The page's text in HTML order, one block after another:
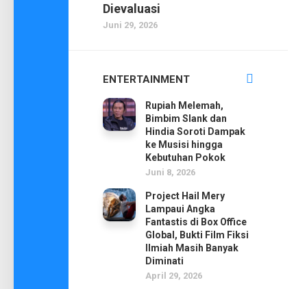
Dievaluasi
Juni 29, 2026
ENTERTAINMENT
Rupiah Melemah,
Bimbim Slank dan
Hindia Soroti Dampak
ke Musisi hingga
Kebutuhan Pokok
Juni 8, 2026
Project Hail Mery
Lampaui Angka
Fantastis di Box Office
Global, Bukti Film Fiksi
Ilmiah Masih Banyak
Diminati
April 29, 2026